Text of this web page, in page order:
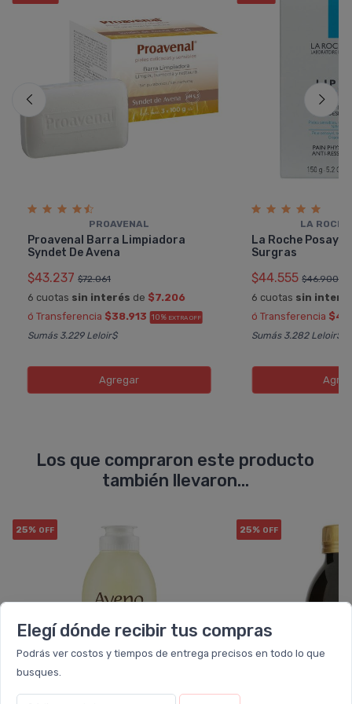
Elegí dónde recibir tus compras
Podrás ver costos y tiempos de entrega precisos en todo lo que
busques.
PROAVENAL
Proavenal Barra Limpiadora
Syndet De Avena
$43.237 $72.061
6 cuotas sin interés de $7.206
ó Transferencia $38.913 10% EXTRA OFF
Sumás 3.229 Leloir$
Agregar
LA
La Roche Posay
Surgras
$44.555 $46.900
6 cuotas sin
ó Transferencia
Sumás 3.282 Leloir$
Los que compraron este producto
también llevaron...
25% OFF 25% OFF